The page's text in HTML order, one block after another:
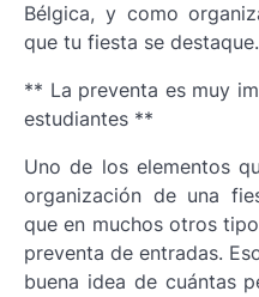
Bélgica, y como
que tu fiesta se destaque.
** La preventa es muy
estudiantes **
Uno de los elementos
organización de una
que en muchos otros
preventa de entradas.
buena idea de cuántas